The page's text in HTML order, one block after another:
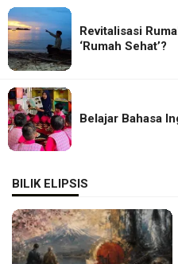
Revitalisasi
‘Rumah Sehat’?
Belajar Bahasa
BILIK ELIPSIS